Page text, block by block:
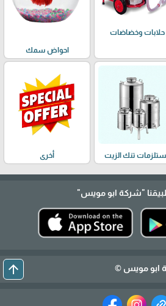
حلابات وخضاضات
احواض سمك
تنك الزيت أخرى
"شركة ابو مويس"
ابو مويس © arrow_upward